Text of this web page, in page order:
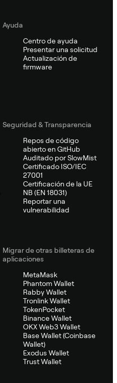
Ayuda
Centro de ayuda
Presentar una solicitud
Actualización de
firmware
Seguridad & Transparencia
Repos de código
abierto en GitHub
Auditado por SlowMist
Certificado ISO/IEC
27001
Certificación de la UE
NB (EN 18031)
Reportar una
vulnerabilidad
Migrar de otras billeteras de
aplicaciones
MetaMask
Phantom Wallet
Rabby Wallet
Tronlink Wallet
TokenPocket
Binance Wallet
OKX Web3 Wallet
Base Wallet (Coinbase
Wallet)
Exodus Wallet
Trust Wallet